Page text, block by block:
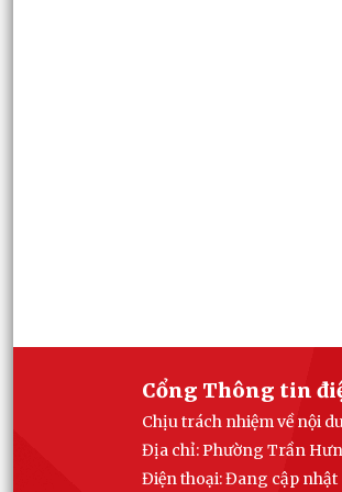
Cổng Thông tin
Chịu trách nhiệm về nội
Địa chỉ: Phường Trần
Điện thoại: Đang cập nhật